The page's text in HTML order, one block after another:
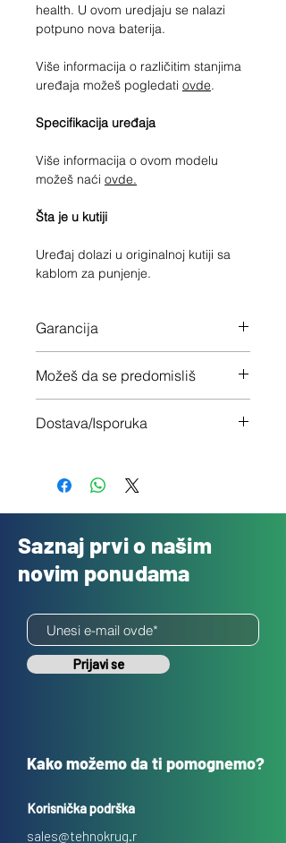
health. U ovom uredjaju se nalazi
potpuno nova baterija.
Više informacija o različitim stanjima
uređaja možeš pogledati ovde.
Specifikacija uređaja
Više informacija o ovom modelu
možeš naći ovde.
Šta je u kutiji
Uređaj dolazi u originalnoj kutiji sa
kablom za punjenje.
Garancija
Možeš da se predomisliš
nisi zadovoljan
Dostava/Isporuka
Saznaj prvi o našim
novim ponudama
Prijavi se
Kako možemo da ti pomognemo?
Korisnička podrška
sales@tehnokrug.r